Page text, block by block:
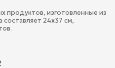
продуктов, изготовленные из
составляет 24х37 см,